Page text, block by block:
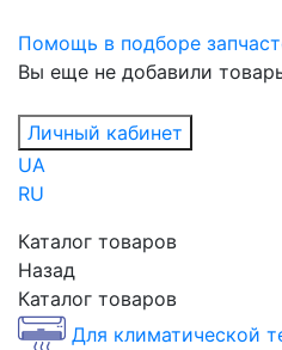
Помощь в подборе
Вы еще не добавили
Личный кабинет
UA
RU
Каталог товаров
Назад
Каталог товаров
Для климатической